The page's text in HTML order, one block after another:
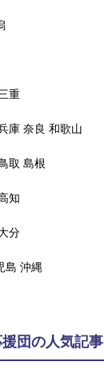
重
庫 奈良 和歌山
取 島根
知
分
島 沖縄
団の人気記事